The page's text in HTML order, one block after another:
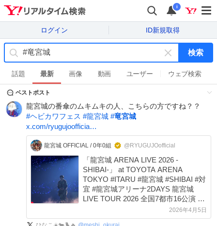
i
ログイン ID新規取得
キ
ー
ワ
ド
す
検索
話題 最新 画像 動画 ユーザー ウェブ検索
ベストポスト
龍宮城の番傘のムキムキの人、こちらの方ですね？？
#ヘビカワフェス #龍宮城 #竜宮城
x.com/ryugujoofficia…
龍宮城 OFFICIAL / 0年0組 @RYUGUJOofficial
「龍宮城 ARENA LIVE 2026 -
SHIBAI-」 at TOYOTA ARENA
TOKYO #ITARU #龍宮城 #SHIBAI #対
宜 #龍宮城アリーナ2DAYS 龍宮城
LIVE TOUR 2026 全国7都市16公演 🎫
FC2次チケット先行 ryugujo-
official.com/news/detail/Bl… 4月20日
2026年4月5日